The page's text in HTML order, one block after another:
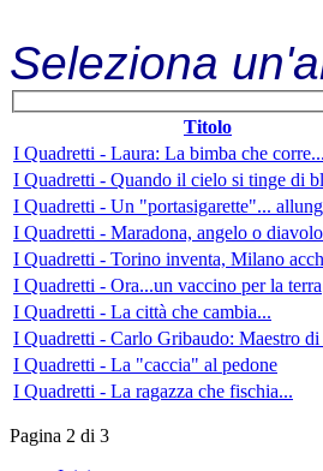
Seleziona
Titolo
I Quadretti - Laura: La bimba che
I Quadretti - Quando il cielo si tinge di
I Quadretti - Un "portasigarette"...
I Quadretti - Maradona, angelo o
I Quadretti - Torino inventa, Milano
I Quadretti - Ora...un vaccino per la terra
I Quadretti - La città che cambia...
I Quadretti - Carlo Gribaudo: Maestro di
I Quadretti - La "caccia" al pedone
I Quadretti - La ragazza che fischia...
Pagina 2 di 3